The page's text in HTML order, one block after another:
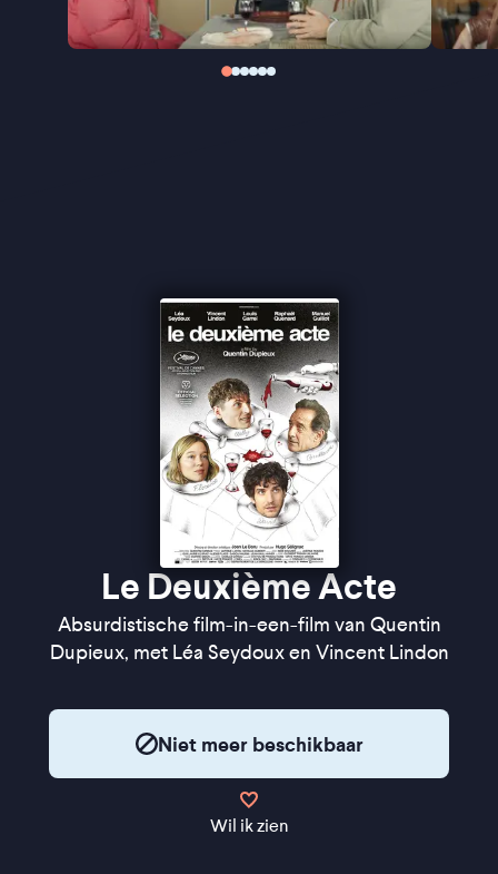
"Van begin tot eind een entertainende, wilde rit die
geen moment verveelt" ★★★★Cinemagazine
"Eert cinema door er de draak mee te steken"
Le Deuxième Acte
Absurdistische film-in-een-film van Quentin
Dupieux, met Léa Seydoux en Vincent Lindon
Niet meer beschikbaar
Wil ik zien